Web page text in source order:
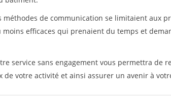
méthodes de communication se limitaient aux
moins efficaces qui prenaient du temps et
service sans engagement vous permettra de
de votre activité et ainsi assurer un avenir à